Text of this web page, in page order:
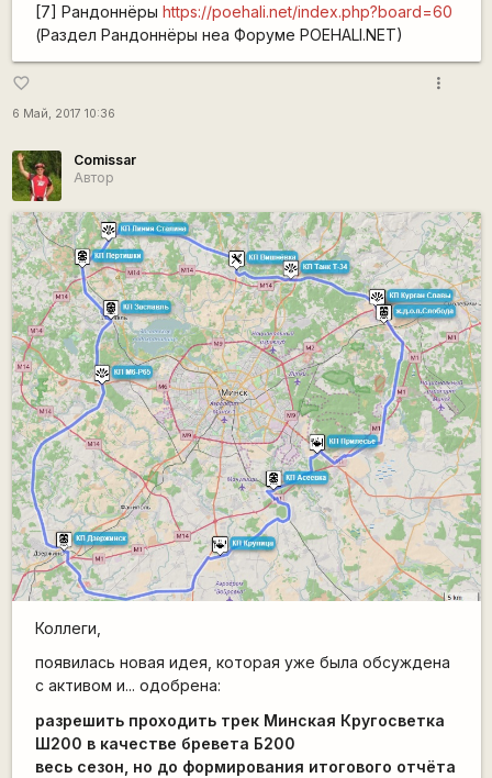
[7] Рандоннёры https://poehali.net/index.php?board=60
(Раздел Рандоннёры неа Форуме POEHALI.NET)
favorite_border
6 Май, 2017 10:36
more_vert
Comissar
Автор
Коллеги,
появилась новая идея, которая уже была обсуждена
с активом и... одобрена:
разрешить проходить трек Минская Кругосветка
Ш200 в качестве бревета Б200
весь сезон, но до формирования итогового отчёта